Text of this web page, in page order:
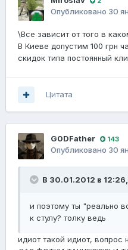
Опубликовано 30
\Все зависит от того в
В Киеве допустим 100 грн
скидок типа постоянный
Цитата
G0DFathеr 143
Опубликовано 30
В 30.01.2012 в
и поэтому ты "реально
к стулу? толку ведь
идиот такой идиот,